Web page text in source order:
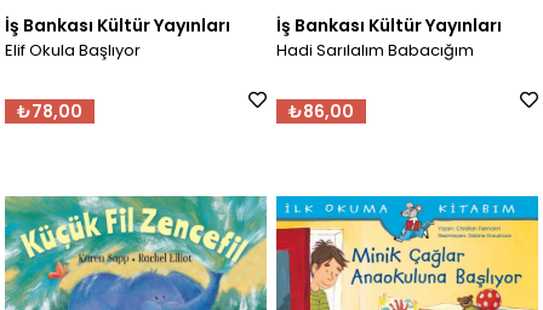
İş Bankası Kültür Yayınları
Elif Okula Başlıyor
₺78,00
İş Bankası Kültür Yayınları
Hadi Sarılalım Babacığım
₺86,00